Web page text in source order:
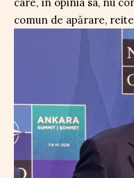
comun de apărare,